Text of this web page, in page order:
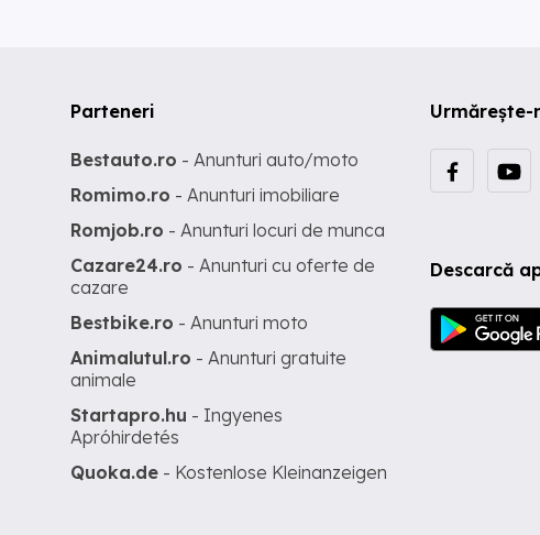
Urmărește-
Descarcă
Parteneri
Bestauto.ro - Anunturi auto/moto
Romimo.ro - Anunturi imobiliare
Romjob.ro - Anunturi locuri de munca
Cazare24.ro - Anunturi cu oferte de
cazare
Bestbike.ro - Anunturi moto
Animalutul.ro - Anunturi gratuite
animale
Startapro.hu - Ingyenes
Apróhirdetés
Quoka.de - Kostenlose Kleinanzeigen